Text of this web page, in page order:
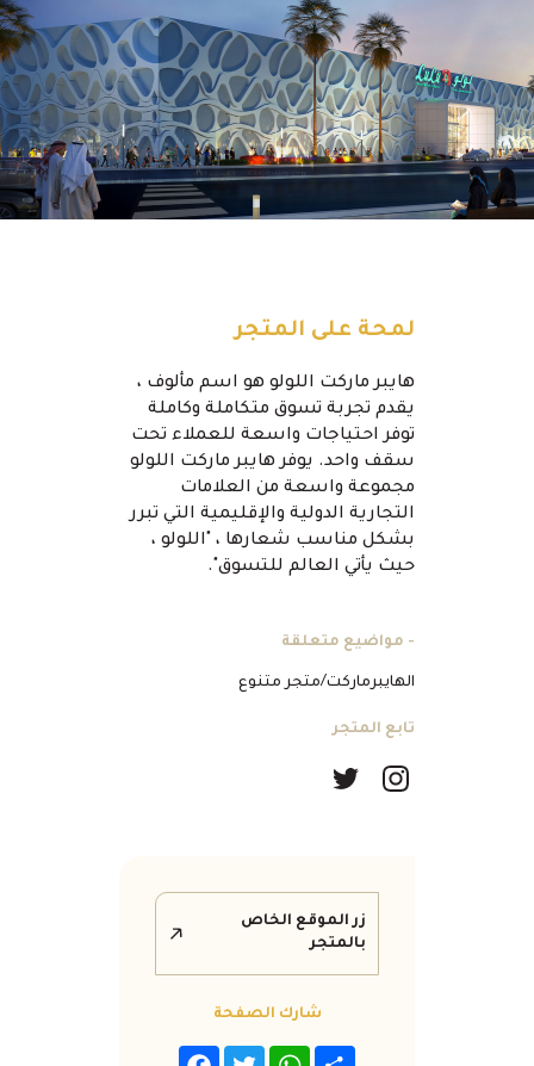
لمحة على المتجر
هايبر ماركت اللولو هو اسم مألوف ،
يقدم تجربة تسوق متكاملة وكاملة
توفر احتياجات واسعة للعملاء تحت
سقف واحد. يوفر هايبر ماركت اللولو
مجموعة واسعة من العلامات
التجارية الدولية والإقليمية التي تبرر
بشكل مناسب شعارها ، "اللولو ،
حيث يأتي العالم للتسوق".
- مواضيع متعلقة
الهايبرماركت/متجر متنوع
تابع المتجر
زر الموقع الخاص
بالمتجر
شارك الصفحة
FacebookTwitterWhatsApp Share